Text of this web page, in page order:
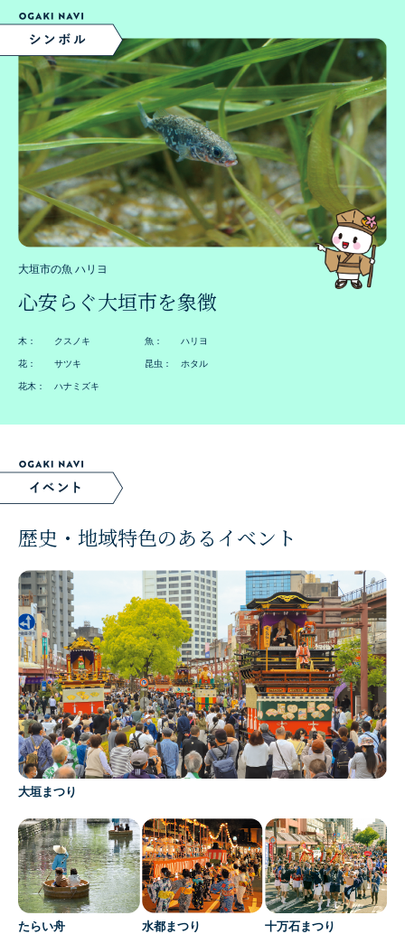
大垣市の魚 ハリヨ
心安らぐ大垣市を象徴
木： クスノキ 魚： ハリヨ
花： サツキ 昆虫： ホタル
花木： ハナミズキ
歴史・地域特色のあるイベント
大垣まつり
たらい舟 水都まつり 十万石まつり